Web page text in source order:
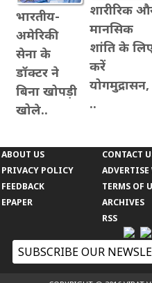
भारतीय-
अमेरिकी
सेना के
डॉक्टर ने
बिना खोपड़ी
खोले..
शारीरिक
मानसिक
शांति के
करें
योगमुद्रासन,
..
ABOUT US
PRIVACY POLICY
CONTACT
FEEDBACK
EPAPER
TERMS OF
ARCHIVES
RSS